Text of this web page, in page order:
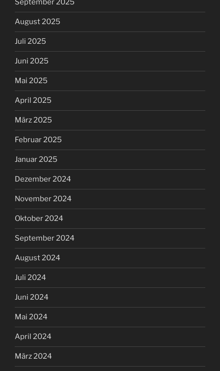
September 2025
August 2025
Juli 2025
Juni 2025
Mai 2025
April 2025
März 2025
Februar 2025
Januar 2025
Dezember 2024
November 2024
Oktober 2024
September 2024
August 2024
Juli 2024
Juni 2024
Mai 2024
April 2024
März 2024